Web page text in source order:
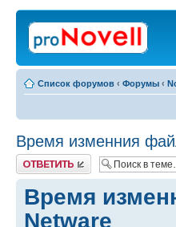
Список форумов ‹ Форумы ‹
Время изменния
Ответить
Время
Netware